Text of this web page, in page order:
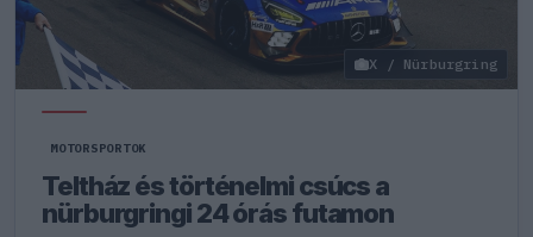
X / Nürburgring
MOTORSPORTOK
Teltház és történelmi csúcs a
nürburgringi 24 órás futamon